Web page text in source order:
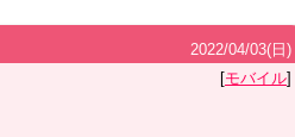
2022/04/03(日)
モバイル